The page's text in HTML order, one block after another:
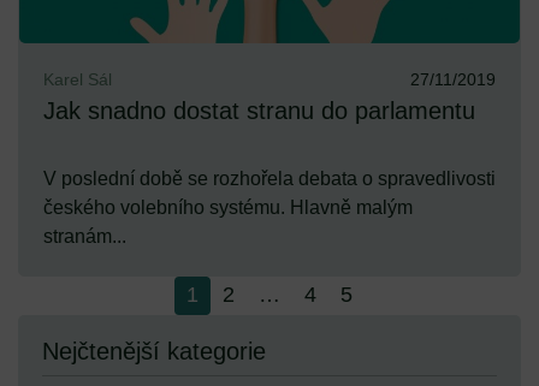
Nejčtenější kategorie
Karel Sál 27/11/2019
Jak snadno dostat stranu do parlamentu
V poslední době se rozhořela debata o spravedlivosti
českého volebního systému. Hlavně malým
stranám...
1 2 … 4 5